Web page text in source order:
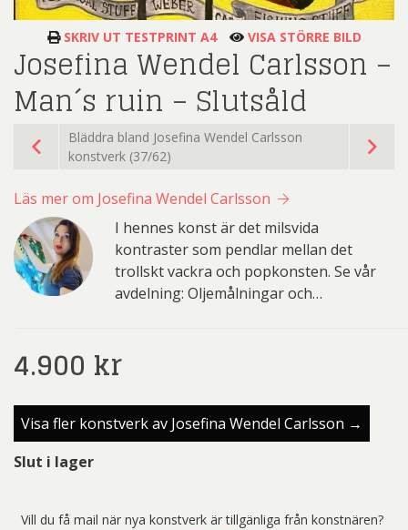
SKRIV UT TESTPRINT A4 VISA STÖRRE BILD
Josefina Wendel Carlsson –
Man´s ruin – Slutsåld
Bläddra bland Josefina Wendel Carlsson
konstverk (37/62)
Läs mer om Josefina Wendel Carlsson
I hennes konst är det milsvida
kontraster som pendlar mellan det
trollskt vackra och popkonsten. Se vår
avdelning: Oljemålningar och…
4.900 kr
Visa fler konstverk av Josefina Wendel Carlsson →
Slut i lager
Vill du få mail när nya konstverk är tillgänliga från konstnären?